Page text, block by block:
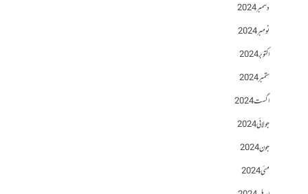
دسمبر 2024
نومبر 2024
اکتوبر 2024
ستمبر 2024
اگست 2024
جولائی 2024
جون 2024
مئی 2024